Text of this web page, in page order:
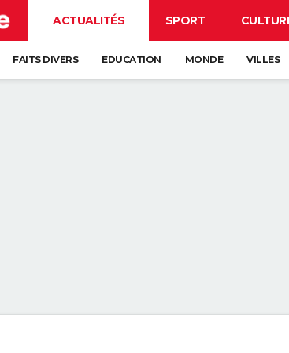
ACTUALITÉS SPORT
FAITS DIVERS EDUCATION MONDE VILLES